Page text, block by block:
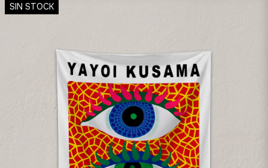
SIN STOCK